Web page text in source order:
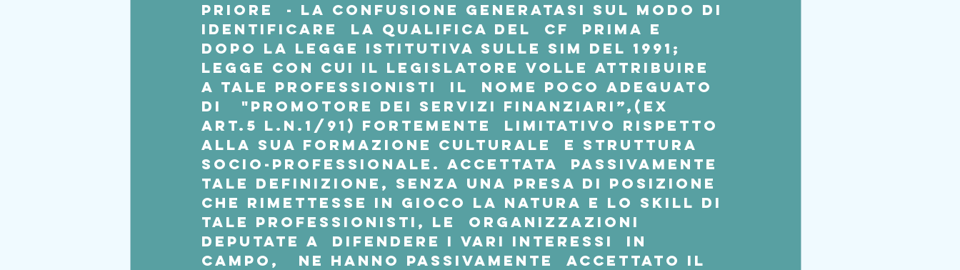
Priore  - la confusione generatasi sul modo di
identificare  la qualifica del  CF  prima e
dopo la legge istitutiva sulle SIM del 1991;
legge con cui il legislatore volle attribuire
a tale professionisti  il  nome poco adeguato
di   "Promotore dei servizi finanziari”,(ex
art.5 L.n.1/91) fortemente  limitativo rispetto
alla sua formazione culturale  e struttura
socio-professionale. Accettata  passivamente
tale definizione, senza una presa di posizione
che rimettesse in gioco la natura e lo skill di
tale professionisti, le  organizzazioni
deputate a  difendere i vari interessi  in
campo,   ne hanno passivamente  accettato il